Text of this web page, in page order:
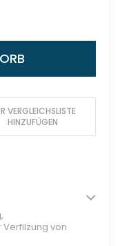
VERGLEICHSLISTE
HINZUFÜGEN
von